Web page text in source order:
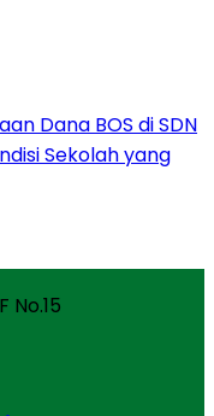
Dana BOS di SDN
Sekolah yang
No.15